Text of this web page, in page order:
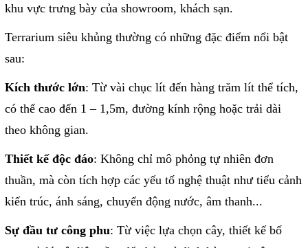
khu vực trưng bày của showroom, khách sạn.
Terrarium siêu khủng thường có những đặc điểm nổi bật
sau:
Kích thước lớn: Từ vài chục lít đến hàng trăm lít thể tích,
có thể cao đến 1 – 1,5m, đường kính rộng hoặc trải dài
theo không gian.
Thiết kế độc đáo: Không chỉ mô phỏng tự nhiên đơn
thuần, mà còn tích hợp các yếu tố nghệ thuật như tiểu cảnh
kiến trúc, ánh sáng, chuyển động nước, âm thanh...
Sự đầu tư công phu: Từ việc lựa chọn cây, thiết kế bố